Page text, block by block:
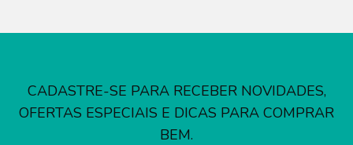
CADASTRE-SE PARA RECEBER NOVIDADES,
OFERTAS ESPECIAIS E DICAS PARA COMPRAR
BEM.